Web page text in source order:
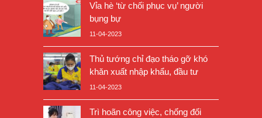
Vỉa hè ‘từ chối phục vụ’ người
bụng bự
11-04-2023
Thủ tướng chỉ đạo tháo gỡ khó
khăn xuất nhập khẩu, đầu tư
11-04-2023
Trì hoãn công việc, chống đối